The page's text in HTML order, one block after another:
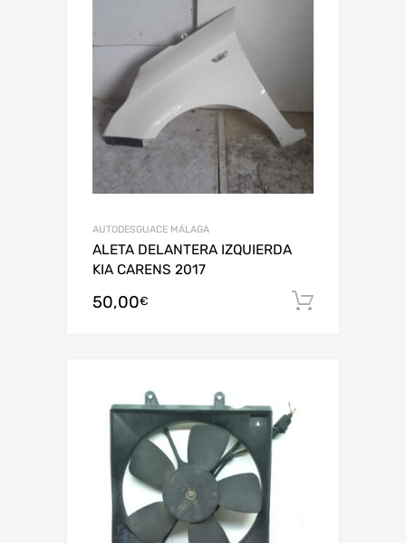
AUTODESGUACE MÁLAGA
ALETA DELANTERA IZQUIERDA
KIA CARENS 2017
50,00€